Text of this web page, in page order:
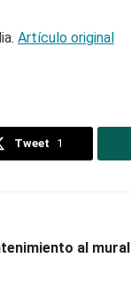
Artículo original
Tweet 1
al mural